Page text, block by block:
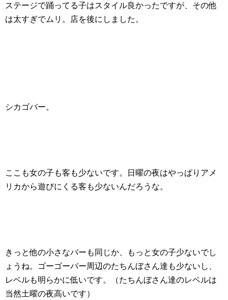
ステージで踊ってる子はスタイル良かったですが、その他
は太すぎでムリ。店を後にしました。
シカゴバー。
ここも女の子も客も少ないです。日曜の夜はやっぱりアメ
リカから遊びにくる客も少ないんだろうな。
きっと他の小さなバーも同じか、もっと女の子少ないでし
ょうね。ゴーゴーバー周辺のたちんぼさん達も少ないし、
レベルも明らかに低いです。（たちんぼさん達のレベルは
当然土曜の夜高いです）